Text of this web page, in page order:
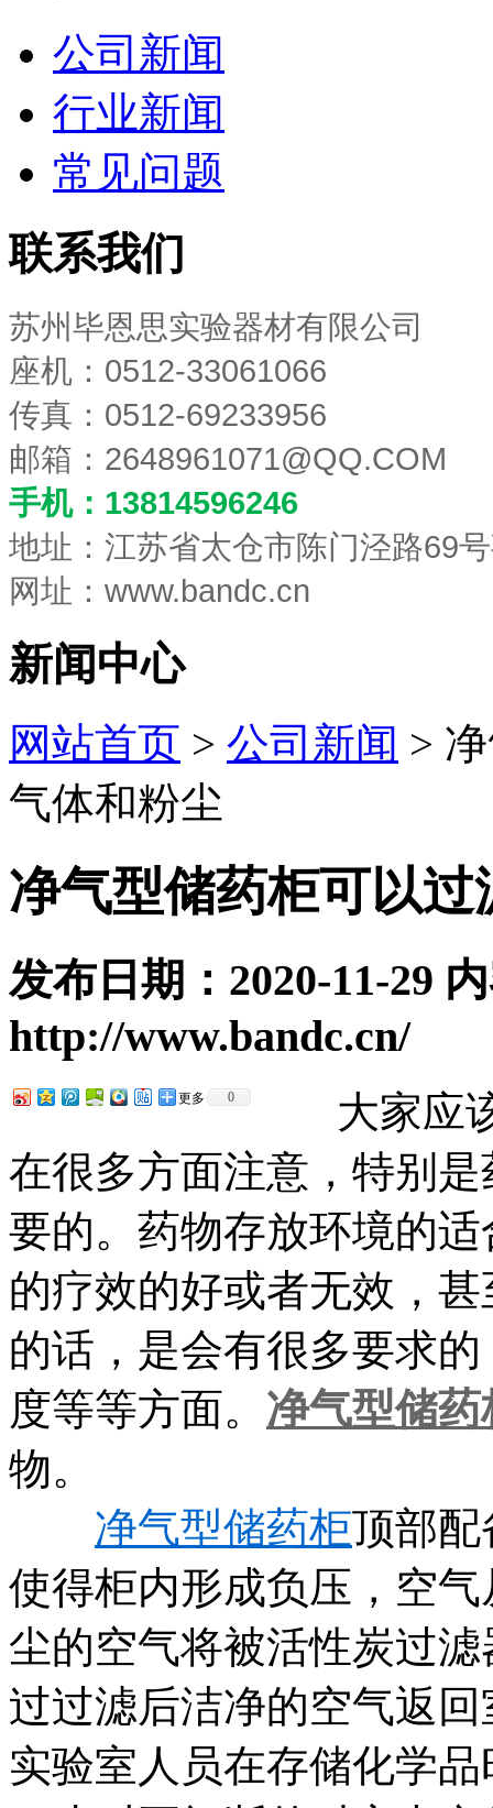
公司新闻
行业新闻
常见问题
联系我们
苏州毕恩思实验器材有限公司
座机：0512-33061066
传真：0512-69233956
邮箱： 2648961071@QQ.COM
手机：13814596246
地址：江苏省太仓市陈门泾路69
网址：www.bandc.cn
新闻中心
网站首页 > 公司新闻 >
气体和粉尘
净气型储药柜可以
发布日期：2020-11-29
http://www.bandc.cn/
更多 0
大家应该
在很多方面注意，特别
要的。药物存放环境的
的疗效的好或者无效，
的话，是会有很多要求
度等等方面。 净气型储药
物。
净气型储药柜顶部配
使得柜内形成负压，空
尘的空气将被活性炭过
过过滤后洁净的空气返回
实验室人员在存储化学